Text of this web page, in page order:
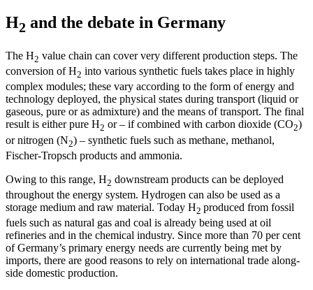
H2 and the debate in Germany
The H2 value chain can cover very different production steps. The
conversion of H2 into various synthetic fuels takes place in highly
complex modules; these vary according to the form of energy and
technology deployed, the physical states during transport (liquid or
gaseous, pure or as admixture) and the means of transport. The final
result is either pure H2 or – if combined with carbon diox­ide (CO2)
or nitrogen (N2) – synthetic fuels such as methane, methanol,
Fischer-Tropsch products and ammonia.
Owing to this range, H2 downstream products can be deployed
throughout the energy system. Hydrogen can also be used as a
storage medium and raw material. Today H2 produced from fossil
fuels such as natural gas and coal is already being used at oil
refineries and in the chemical indus­try. Since more than 70 per cent
of Germany’s primary energy needs are cur­rently being met by
imports, there are good reasons to rely on international trade along­
side domestic production.